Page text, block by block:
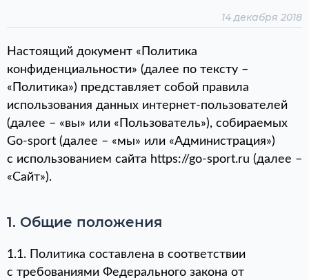
14 декабря 2018
Настоящий документ «Политика
конфиденциальности» (далее по тексту –
«Политика») представляет собой правила
использования данных интернет-пользователей
(далее – «вы» или «Пользователь»), собираемых
Go-sport (далее – «мы» или «Администрация»)
с использованием сайта https://go-sport.ru (далее –
«Сайт»).
1. Общие положения
1.1. Политика составлена в соответствии
с требованиями Федерального закона от